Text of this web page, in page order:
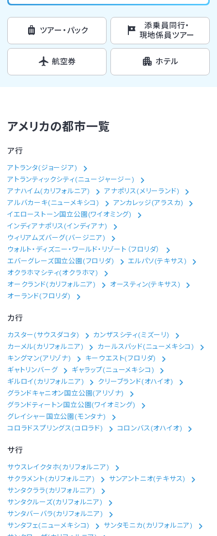
ツアー・パック
添乗員同行・
現地係員ツアー
航空券 ホテル
アメリカの都市一覧
ア行
アトランタ(ジョージア)
アトランティックシティ(ニュージャージー)
アナハイム(カリフォルニア)
アナポリス(メリーランド)
アルバカーキ(ニューメキシコ)
アンカレッジ(アラスカ)
イエローストーン国立公園(ワイオミング)
インディアナポリス(インディアナ)
ウィリアムズバーグ(バージニア)
ウォルト・ディズニー・ワールド・リゾート（フロリダ）
エバーグレーズ国立公園(フロリダ)
エルパソ(テキサス)
オクラホマシティ(オクラホマ)
オークランド(カリフォルニア)
オースティン(テキサス)
オーランド(フロリダ)
カ行
カスター(サウスダコタ)
カンザスシティ(ミズーリ)
カーメル(カリフォルニア)
カールスバッド(ニューメキシコ)
キングマン(アリゾナ)
キーウエスト(フロリダ)
ギャトリンバーグ
ギャラップ(ニューメキシコ)
ギルロイ(カリフォルニア)
クリーブランド(オハイオ)
グランドキャニオン国立公園(アリゾナ)
グランドティートン国立公園(ワイオミング)
グレイシャー国立公園(モンタナ)
コロラドスプリングス(コロラド)
コロンバス(オハイオ)
サ行
サウスレイクタホ(カリフォルニア)
サクラメント(カリフォルニア)
サンアントニオ(テキサス)
サンタクララ(カリフォルニア)
サンタクルーズ(カリフォルニア)
サンタバーバラ(カリフォルニア)
サンタフェ(ニューメキシコ)
サンタモニカ(カリフォルニア)